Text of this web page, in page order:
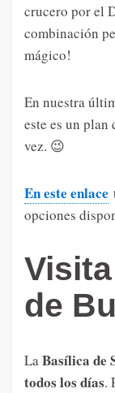
crucero por el
combinación
mágico!
En nuestra
este es un
vez. 😉
En este enlace
opciones
de
LaBasílica de
todos los días.